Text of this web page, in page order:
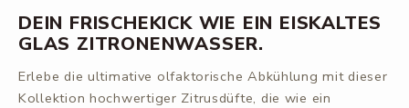
DEIN FRISCHEKICK WIE EIN EISKALTES
GLAS ZITRONENWASSER.
Erlebe die ultimative olfaktorische Abkühlung mit dieser
Kollektion hochwertiger Zitrusdüfte, die wie ein